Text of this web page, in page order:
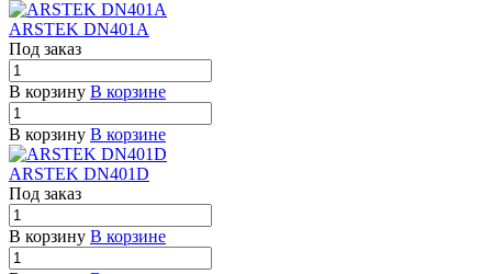
ARSTEK DN401A
Под заказ
В корзину В корзине
В корзину В корзине
ARSTEK DN401D
Под заказ
В корзину В корзине